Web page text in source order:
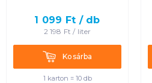
1 099 Ft / db
2 198 Ft / liter
KosárbaKosárba
1 karton = 10 db